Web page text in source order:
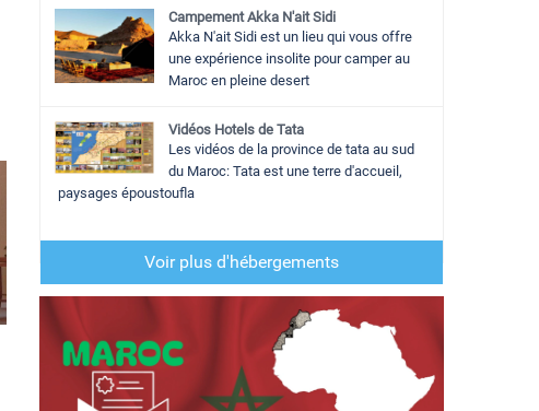
Campement Akka N'ait Sidi
Akka N'ait Sidi est un lieu qui vous offre
une expérience insolite pour camper au
Maroc en pleine desert
Vidéos Hotels de Tata
Les vidéos de la province de tata au sud
du Maroc: Tata est une terre d'accueil,
paysages époustoufla
Voir plus d'hébergements